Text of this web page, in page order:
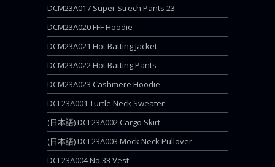
DCM23A017 Super Strech Pants 23
DCM23A020 FFF Hoodie
DCM23A021 Hot Batting Jacket
DCM23A022 Hot Batting Pants
DCM23A023 Cashmere Hoodie
DCL23A001 Turtle Neck Sweater
(日本語) DCL23A002 Cargo Skirt
(日本語) DCL23A003 Mock Neck Pullover
DCL23A004 No.33 Vest